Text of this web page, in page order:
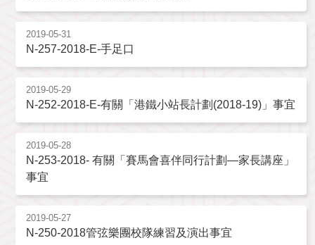
2019-05-31
N-257-2018-E-手足口
2019-05-29
N-252-2018-E-有關「港鐵小站長計劃(2018-19)」事宜
2019-05-28
N-253-2018- 有關「賽馬會喜伴同行計劃—家長講座」
事宜
2019-05-27
N-250-2018管弦樂團校隊練習及演出事宜